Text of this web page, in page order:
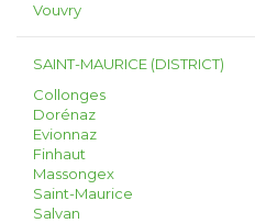
Vouvry
SAINT-MAURICE (DISTRICT)
Collonges
Dorénaz
Evionnaz
Finhaut
Massongex
Saint-Maurice
Salvan